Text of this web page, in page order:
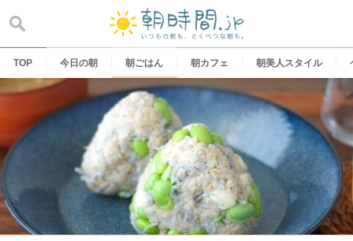
content
TOP 今日の朝 朝ごはん 朝カフェ 朝美人スタイル